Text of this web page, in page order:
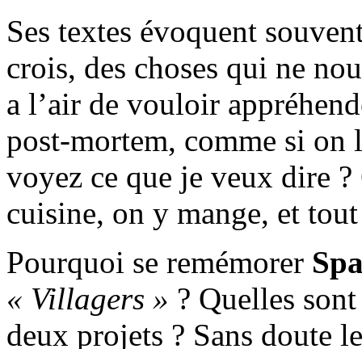
Ses textes évoquent
crois, des choses qui ne
a l’air de vouloir
post-mortem, comme si on
voyez ce que je veux dire
cuisine, on y mange, et
Pourquoi se remémorer
« Villagers » ? Quelles
deux projets ? Sans doute